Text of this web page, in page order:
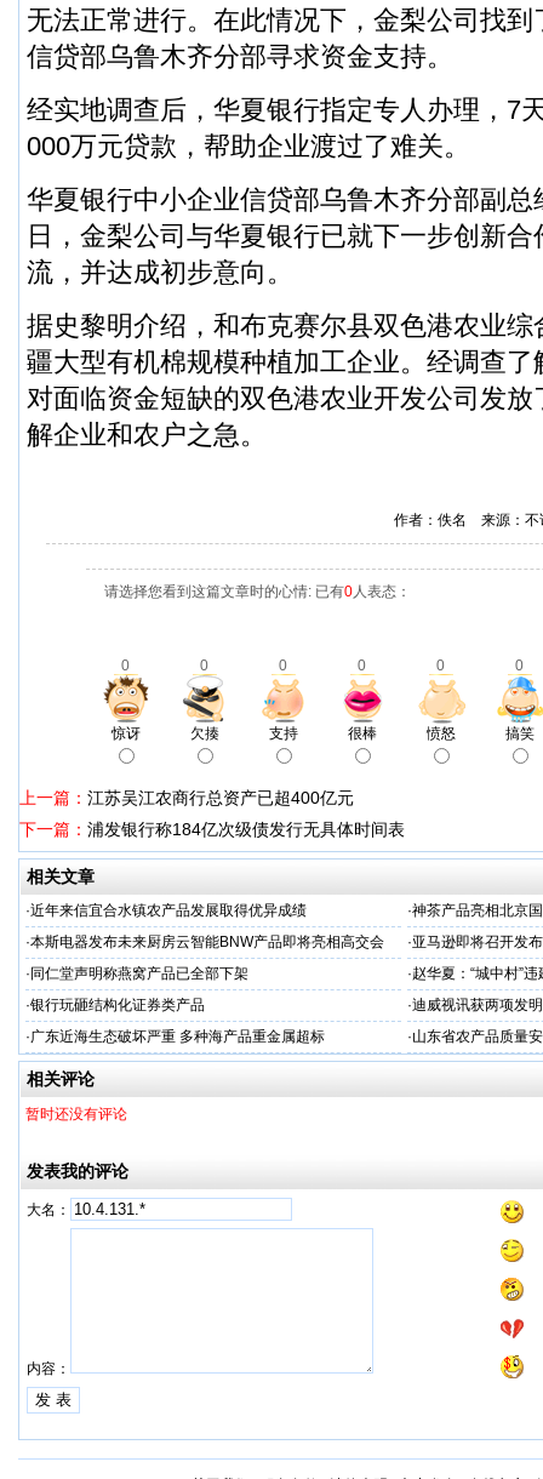
无法正常进行。在此情况下，金梨公司找
信贷部乌鲁木齐分部寻求资金支持。
经实地调查后，华夏银行指定专人办理，7
000万元贷款，帮助企业渡过了难关。
华夏银行中小企业信贷部乌鲁木齐分部副
日，金梨公司与华夏银行已就下一步创新
流，并达成初步意向。
据史黎明介绍，和布克赛尔县双色港农业
疆大型有机棉规模种植加工企业。经调查
对面临资金短缺的双色港农业开发公司发
解企业和农户之急。
作者：佚名 来源：
请选择您看到这篇文章时的心情: 已有0人表态：
0 0 0 0 0 0
惊讶 欠揍 支持 很棒 愤怒 搞笑
上一篇： 江苏吴江农商行总资产已超400亿元
下一篇： 浦发银行称184亿次级债发行无具体时间表
相关文章
·近年来信宜合水镇农产品发展取得优异成绩 ·神茶产品亮相北京
示会
·本斯电器发布未来厨房云智能BNW产品即将亮相高交会 ·亚马逊即将召开发
· 同仁堂声明称燕窝产品已全部下架 ·赵华夏：“城中村”
·银行玩砸结构化证券类产品 ·迪威视讯获两项发
·广东近海生态破坏严重 多种海产品重金属超标 ·山东省农产品质量
相关评论
暂时还没有评论
发表我的评论
大名：
内容：